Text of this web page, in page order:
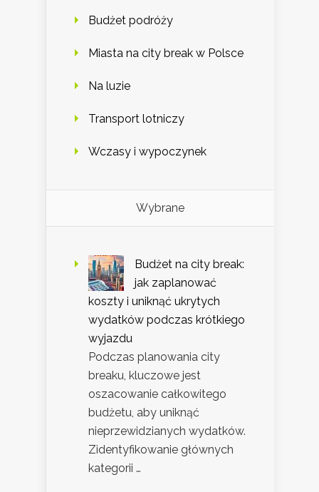
Budżet podróży
Miasta na city break w Polsce
Na luzie
Transport lotniczy
Wczasy i wypoczynek
Wybrane
Budżet na city break:
jak zaplanować
koszty i uniknąć ukrytych
wydatków podczas krótkiego
wyjazdu
Podczas planowania city
breaku, kluczowe jest
oszacowanie całkowitego
budżetu, aby uniknąć
nieprzewidzianych wydatków.
Zidentyfikowanie głównych
kategorii …